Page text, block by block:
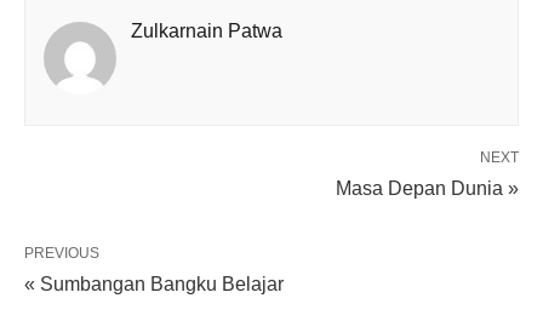
Zulkarnain Patwa
NEXT
Masa Depan Dunia »
PREVIOUS
« Sumbangan Bangku Belajar